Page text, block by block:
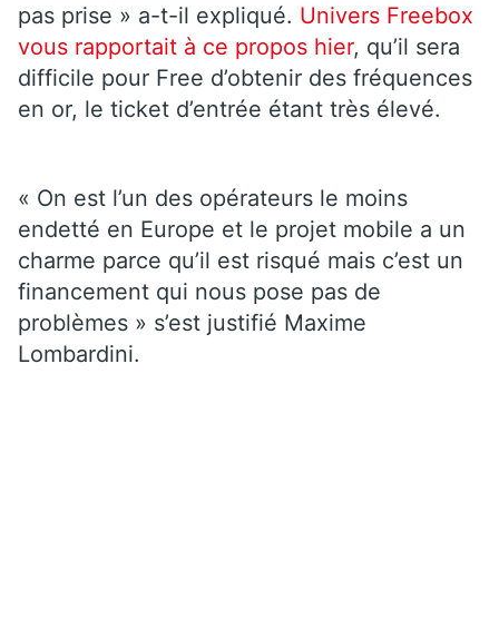
pas prise » a-t-il expliqué. Univers Freebox
vous rapportait à ce propos hier, qu’il sera
difficile pour Free d’obtenir des fréquences
en or, le ticket d’entrée étant très élevé.
« On est l’un des opérateurs le moins
endetté en Europe et le projet mobile a un
charme parce qu’il est risqué mais c’est un
financement qui nous pose pas de
problèmes » s’est justifié Maxime
Lombardini.